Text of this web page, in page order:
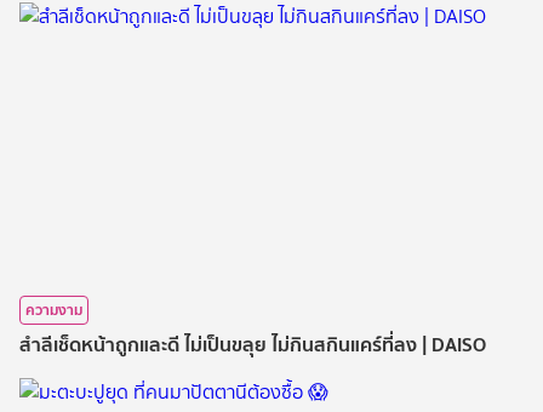
ความงาม
สำลีเช็ดหน้าถูกและดี ไม่เป็นขลุย ไม่กินสกินแคร์ที่ลง | DAISO